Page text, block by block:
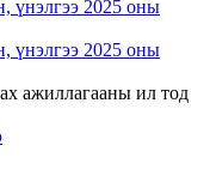
үнэлгээ 2025 оны
үнэлгээ 2025 оны
ажиллагааны ил тод